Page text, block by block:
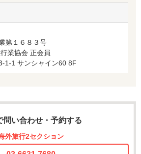
第１６８３号
業協会 正会員
1-1 サンシャイン60 8F
問い合わせ・予約する
外旅行2セクション